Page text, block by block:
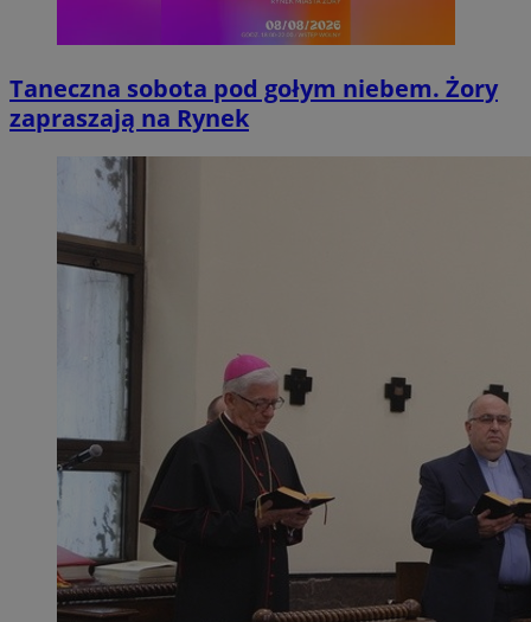
Taneczna sobota pod gołym niebem. Żory
zapraszają na Rynek